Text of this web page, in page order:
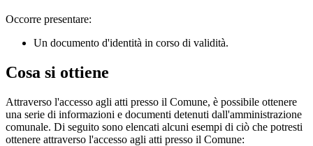
Occorre presentare:
Un documento d'identità in corso di validità.
Cosa si ottiene
Attraverso l'accesso agli atti presso il Comune, è possibile ottenere
una serie di informazioni e documenti detenuti dall'amministrazione
comunale. Di seguito sono elencati alcuni esempi di ciò che potresti
ottenere attraverso l'accesso agli atti presso il Comune: